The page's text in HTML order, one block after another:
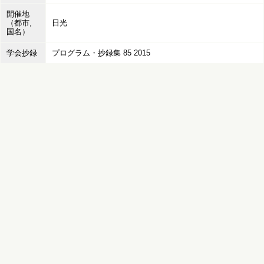
開催地
（都市,
国名）
日光
学会抄録 プログラム・抄録集 85 2015